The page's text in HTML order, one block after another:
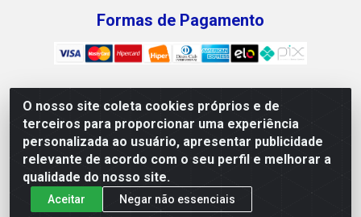
O nosso site coleta cookies próprios e de
terceiros para proporcionar uma experiência
personalizada ao usuário, apresentar publicidade
relevante de acordo com o seu perfil e melhorar a
qualidade do nosso site.
Aceitar Negar não essenciais
Formas de Pagamento
Mix Alimentos LTDA - Quadra Asr Ne 55 (412 Norte), Alameda
02, S/N - Plano Diretor Norte, Palmas/TO - CEP 77.006-540 -
CNPJ 05.922.500/0001-02